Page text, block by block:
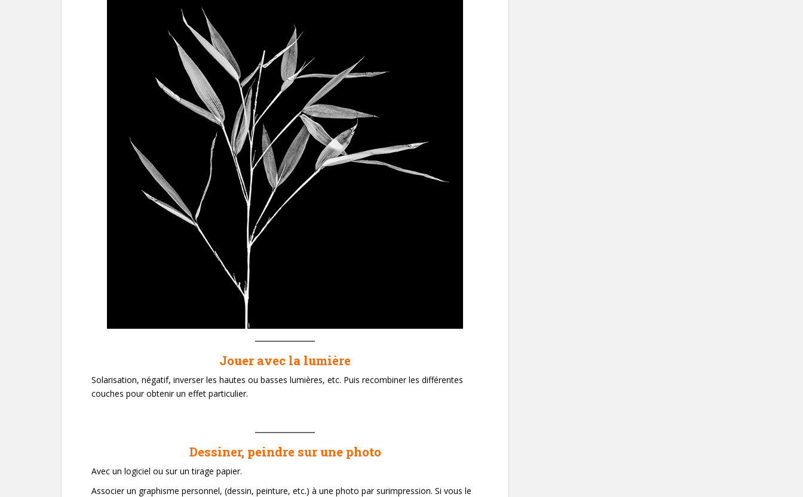
Jouer avec la lumière
Solarisation, négatif, inverser les hautes ou basses lumières, etc. Puis recombiner les différentes
couches pour obtenir un effet particulier.
Dessiner, peindre sur une photo
Avec un logiciel ou sur un tirage papier.
Associer un graphisme personnel, (dessin, peinture, etc.) à une photo par surimpression. Si vous le